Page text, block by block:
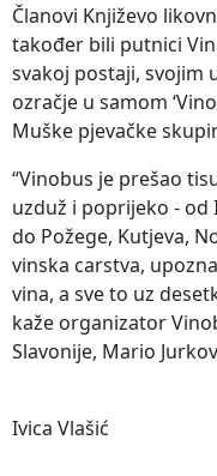
Članovi Književo
također bili putnici
svakoj postaji, svojim
ozračje u samom
Muške pjevačke
“Vinobus je prešao
uzduž i poprijeko - od
do Požege, Kutjeva,
vinska carstva,
vina, a sve to uz
kaže organizator
Slavonije, Mario
Ivica Vlašić